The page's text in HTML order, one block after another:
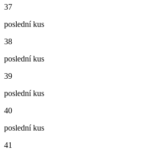
37
poslední kus
38
poslední kus
39
poslední kus
40
poslední kus
41